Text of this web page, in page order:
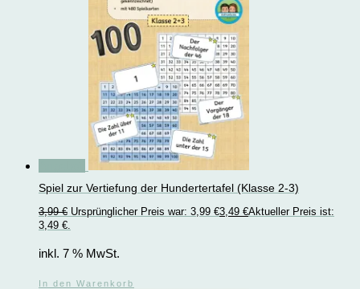
Spiel zur Vertiefung der Hundertertafel (Klasse 2-3)
3,99€ Ursprünglicher Preis war: 3,99 €3,49 €Aktueller Preis ist:
3,49 €.
inkl. 7 % MwSt.
In den Warenkorb